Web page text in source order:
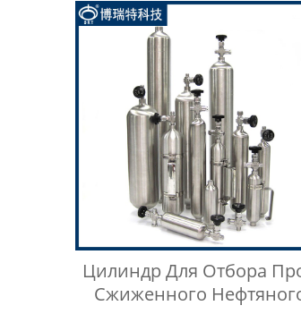
Цилиндр Для Отбора
Сжиженного